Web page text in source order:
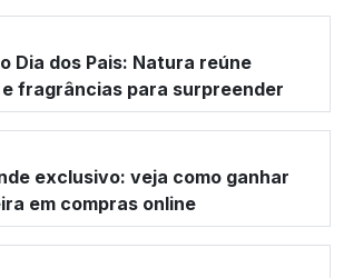
Dia dos Pais: Natura reúne
fragrâncias para surpreender
exclusivo: veja como ganhar
em compras online